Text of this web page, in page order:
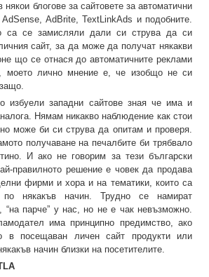
някои блогове за сайтовете за автоматични
AdBrite, TextLinkAds и подобните.
са се замисляли дали си струва да си
сайт, за да може да получат някакви
що се отнася до автоматичните реклами
моето лично мнение е, че изобщо не си
избуели западни сайтове зная че има и
Нямам никакво наблюдение как стои
може би си струва да опитам и проверя.
получаване на печалбите би трябвало
И ако не говорим за тези български
правилното решение е човек да продава
фирми и хора и на тематики, които са
някакъв начин. Трудно се намират
“на парче” у нас, но не е чак невъзможно.
има принципно предимство, ако
в посещаван личен сайт продукти или
начин близки на посетителите.